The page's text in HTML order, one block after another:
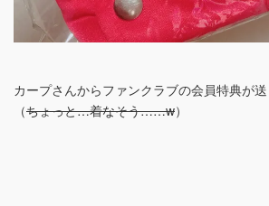
カープさんからファンクラブの会員特典が送
（ちょっと…着なそう……w）